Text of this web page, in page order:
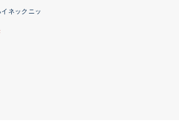
ネックニッ